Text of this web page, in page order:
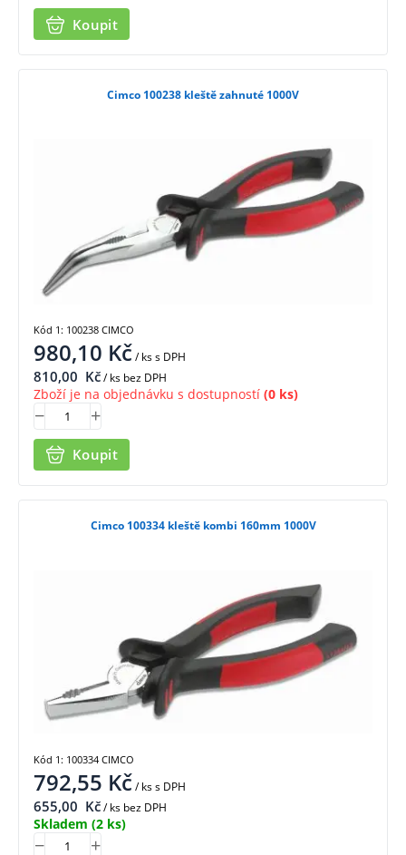
Koupit
Cimco 100238 kleště zahnuté 1000V
980,10 Kč/ kss DPH
810,00 Kč/ ks bez DPH
Zboží je na objednávku s dostupností (0 ks)
Koupit
Kód 1: 100238 CIMCO
Cimco 100334 kleště kombi 160mm 1000V
792,55 Kč/ kss DPH
655,00 Kč/ ks bez DPH
Skladem (2 ks)
Kód 1: 100334 CIMCO